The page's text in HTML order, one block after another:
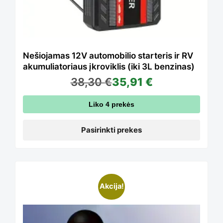
Nešiojamas 12V automobilio starteris ir RV
akumuliatoriaus įkroviklis (iki 3L benzinas)
38,30€35,91 €
Liko 4 prekės
Pasirinkti prekes
options
may
on
Akcija!